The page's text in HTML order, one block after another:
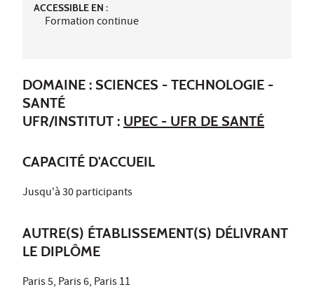
ACCESSIBLE EN :
Formation continue
DOMAINE : SCIENCES - TECHNOLOGIE -
SANTÉ
UFR/INSTITUT : UPEC - UFR DE SANTÉ
CAPACITÉ D'ACCUEIL
Jusqu'à 30 participants
AUTRE(S) ÉTABLISSEMENT(S) DÉLIVRANT
LE DIPLÔME
Paris 5, Paris 6, Paris 11